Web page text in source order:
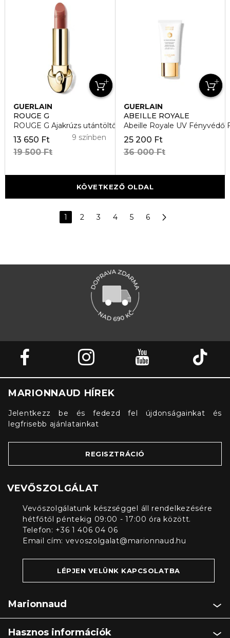
GUERLAIN
ROUGE G
ROUGE G Ajakrúzs utántöltő
13 650 Ft
19 500 Ft
9 színben
GUERLAIN
ABEILLE ROYALE
Abeille Royale UV Fényvédő
25 200 Ft
36 000 Ft
KÖVETKEZŐ OLDAL
1 2 3 4 5 6
MARIONNAUD HÍREK
Jelentkezz be és fedezd fel újdonságainkat és
legfrisebb ajánlatainkat
REGISZTRÁCIÓ
VEVŐSZOLGÁLAT
Vevőszolgálatunk készséggel áll rendelkezésére
hétfőtől péntekig 09:00 - 17:00 óra között.
Telefon: +36 1 406 04 06
Email cím: vevoszolgalat@marionnaud.hu
LÉPJEN VELÜNK KAPCSOLATBA
Marionnaud
Hasznos információk